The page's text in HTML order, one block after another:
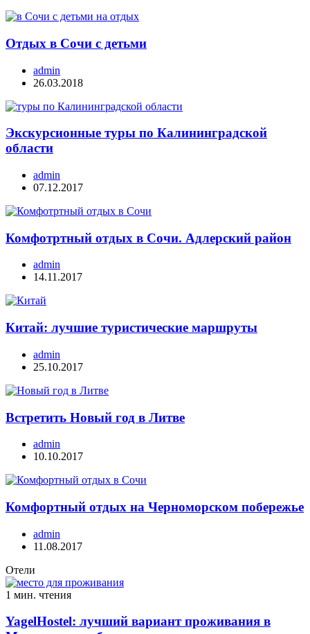
Отдых в Сочи с детьми
admin
26.03.2018
Экскурсионные туры по Калининградской
области
admin
07.12.2017
Комфотртный отдых в Сочи. Адлерский район
admin
14.11.2017
Китай: лучшие туристические маршруты
admin
25.10.2017
Встретить Новый год в Литве
admin
10.10.2017
Комфортный отдых на Черноморском побережье
admin
11.08.2017
Отели
1 мин. чтения
YagelHostel: лучший вариант проживания в